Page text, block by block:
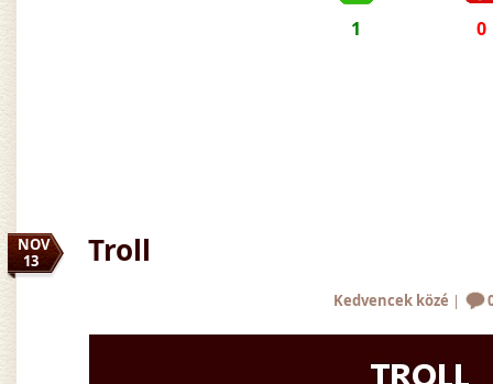
1 0
NOV
13
Troll
Kedvencek közé |